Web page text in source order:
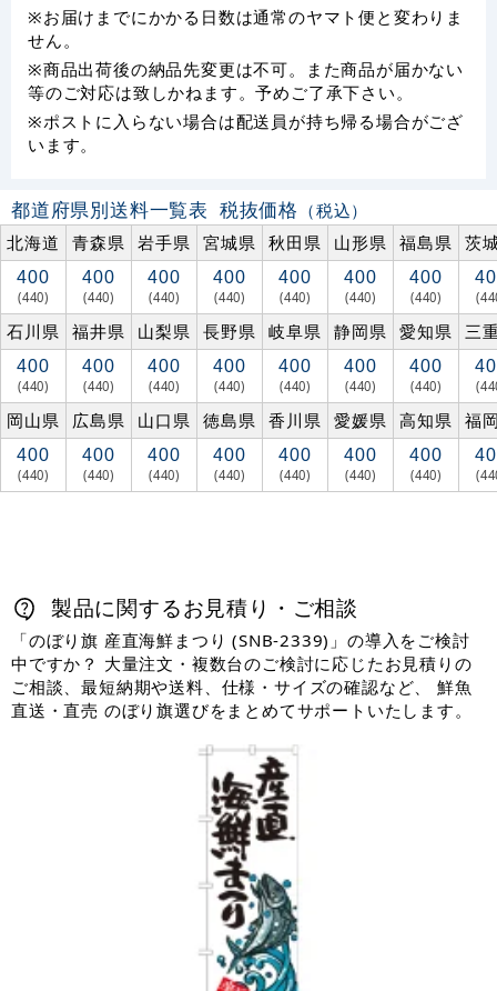
※お届けまでにかかる日数は通常のヤマト便と変わりま
せん。
※商品出荷後の納品先変更は不可。また商品が届かない
等のご対応は致しかねます。予めご了承下さい。
※ポストに入らない場合は配送員が持ち帰る場合がござ
います。
都道府県別送料一覧表 税抜価格 （税込）
北海道
青森県 岩手県 宮城県 秋田県 山形県 福島県 茨
400
(440)
400
(440)
400
(440)
400
(440)
400
(440)
400
(440)
400
(440)
石川県 福井県 山梨県 長野県 岐阜県 静岡県 愛知県 三
400
(440)
400
(440)
400
(440)
400
(440)
400
(440)
400
(440)
400
(440)
岡山県 広島県 山口県 徳島県 香川県 愛媛県 高知県 福
400
(440)
400
(440)
400
(440)
400
(440)
400
(440)
400
(440)
400
(440)
製品に関するお見積り・ご相談
「のぼり旗 産直海鮮まつり (SNB-2339)」の導入をご検討
中ですか？ 大量注文・複数台のご検討に応じたお見積りの
ご相談、最短納期や送料、仕様・サイズの確認など、 鮮魚
直送・直売 のぼり旗選びをまとめてサポートいたします。